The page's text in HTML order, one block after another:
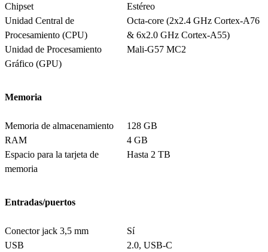
Chipset
Estéreo
Unidad Central de
Procesamiento (CPU)
Octa-core (2x2.4 GHz Cortex-A76
& 6x2.0 GHz Cortex-A55)
Unidad de Procesamiento
Gráfico (GPU)
Mali-G57 MC2
Memoria
Memoria de almacenamiento
128 GB
RAM
4 GB
Espacio para la tarjeta de
memoria
Hasta 2 TB
Entradas/puertos
Conector jack 3,5 mm
Sí
USB
2.0, USB-C